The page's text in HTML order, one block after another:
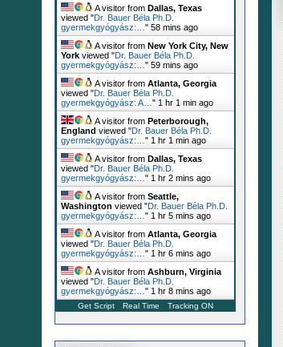
A visitor from Dallas, Texas
viewed "Dr. Bauer Béla Ph.D.
gyermekgyógyász:… " 58 mins ago
A visitor from New York City, New
York viewed "Dr. Bauer Béla Ph.D.
gyermekgyógyász:… " 59 mins ago
A visitor from Atlanta, Georgia
viewed "Dr. Bauer Béla Ph.D.
gyermekgyógyász: A… " 1 hr 1 min ago
A visitor from Peterborough,
England viewed "Dr. Bauer Béla Ph.D.
gyermekgyógyász:… " 1 hr 1 min ago
A visitor from Dallas, Texas
viewed "Dr. Bauer Béla Ph.D.
gyermekgyógyász:… " 1 hr 2 mins ago
A visitor from Seattle,
Washington viewed "Dr. Bauer Béla Ph.D.
gyermekgyógyász:… " 1 hr 5 mins ago
A visitor from Atlanta, Georgia
viewed "Dr. Bauer Béla Ph.D.
gyermekgyógyász:… " 1 hr 6 mins ago
A visitor from Ashburn, Virginia
viewed "Dr. Bauer Béla Ph.D.
gyermekgyógyász:… " 1 hr 8 mins ago
Get Script Real Time Tracking ON